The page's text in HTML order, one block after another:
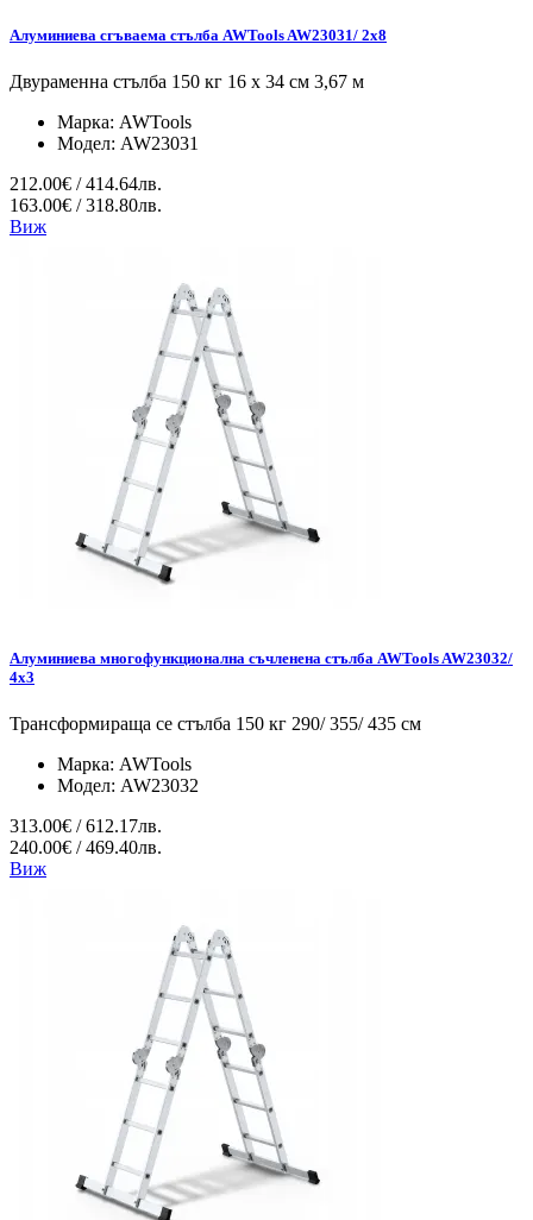
Алуминиева сгъваема стълба AWTools AW23031/ 2x8
Двураменна стълба 150 кг 16 x 34 см 3,67 м
Марка: AWTools
Модел: AW23031
212.00€ / 414.64лв.
163.00€ / 318.80лв.
Виж
Алуминиева многофункционална съчленена стълба AWTools AW23032/
4x3
Трансформираща се стълба 150 кг 290/ 355/ 435 см
Марка: AWTools
Модел: AW23032
313.00€ / 612.17лв.
240.00€ / 469.40лв.
Виж